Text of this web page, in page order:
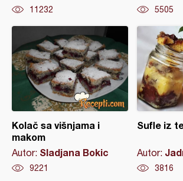
11232 5505
Kolač sa višnjama i
makom
Autor: Sladjana Bokic
9221
Sufle iz
Autor:
3816